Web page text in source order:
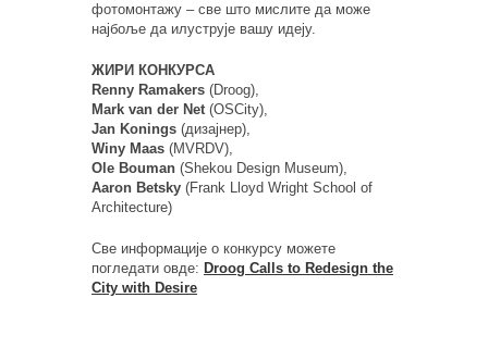
фотомонтажу – све што мислите да може
најбоље да илуструје вашу идеју.
ЖИРИ КОНКУРСА
Renny Ramakers (Droog),
Mark van der Net(OSCity),
Jan Konings (дизајнер),
Winy Maas (MVRDV),
Ole Bouman (Shekou Design Museum),
Aaron Betsky (Frank Lloyd Wright School of
Architecture)
Све информације о конкурсу можете
погледати овде: Droog Calls to Redesign the
City with Desire